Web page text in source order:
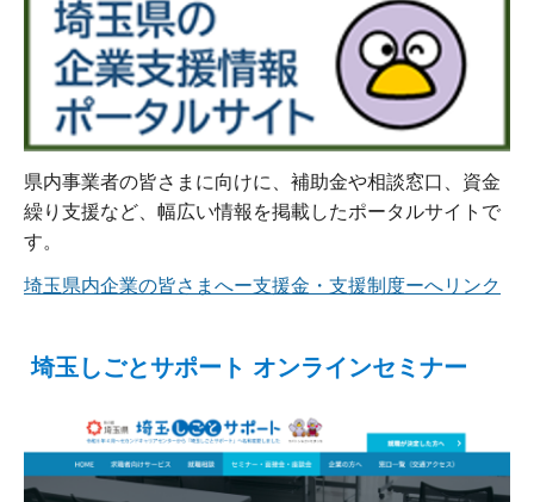
県内事業者の皆さまに向けに、補助金や相談窓口、資金
繰り支援など、幅広い情報を掲載したポータルサイトで
す。
埼玉県内企業の皆さまへー支援金・支援制度ーへリンク
埼玉しごとサポート オンラインセミナー